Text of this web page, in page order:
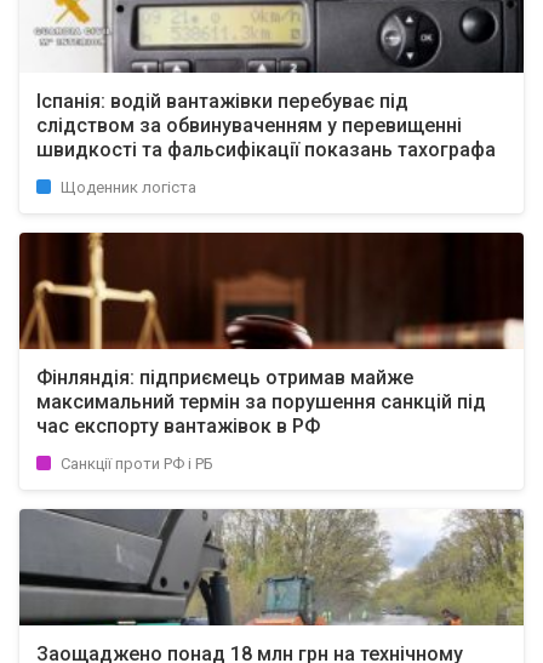
Іспанія: водій вантажівки перебуває під
слідством за обвинуваченням у перевищенні
швидкості та фальсифікації показань тахографа
Щоденник логіста
Фінляндія: підприємець отримав майже
максимальний термін за порушення санкцій під
час експорту вантажівок в РФ
Санкції проти РФ і РБ
Заощаджено понад 18 млн грн на технічному